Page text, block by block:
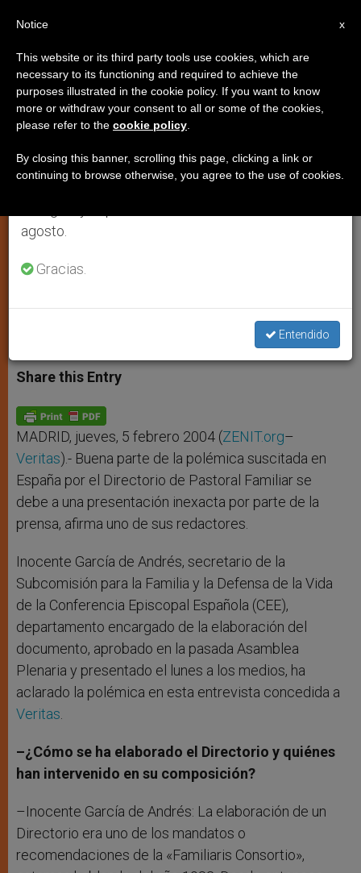
España: Presentaciones
inexactas tras la polémica sobre
el Directorio de la Familia
Entrevista con el Secretario de la
Conferencia Episcopal
IGLESIA LOCAL
a
t
s
p
p
s
s
e
g
e
r
c
e
b
o
k
i a
Share this Entry
MADRID, jueves, 5 febrero 2004 (ZENIT.org–
Veritas).- Buena parte de la polémica suscitada en
España por el Directorio de Pastoral Familiar se
debe a una presentación inexacta por parte de la
prensa, afirma uno de sus redactores.
Inocente García de Andrés, secretario de la
Subcomisión para la Familia y la Defensa de la Vida
de la Conferencia Episcopal Española (CEE),
departamento encargado de la elaboración del
documento, aprobado en la pasada Asamblea
Plenaria y presentado el lunes a los medios, ha
aclarado la polémica en esta entrevista concedida a
Veritas.
–¿Cómo se ha elaborado el Directorio y quiénes
han intervenido en su composición?
–Inocente García de Andrés: La elaboración de un
Directorio era uno de los mandatos o
recomendaciones de la «Familiaris Consortio»,
×
Aviso importante
Del 27 de julio al 7 de agosto haremos la pausa
anual, aprovechando que en el periodo de verano
se generan menos informaciones y también el
agosto.
Gracias.
Entendido
x
Notice
This website or its third party tools use cookies, which are
necessary to its functioning and required to achieve the
purposes illustrated in the cookie policy. If you want to know
more or withdraw your consent to all or some of the cookies,
please refer to the cookie policy
By closing this banner, scrolling this page, clicking a link or
continuing to browse otherwise, you agree to the use of cookies.